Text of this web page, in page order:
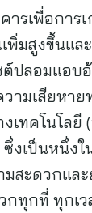
ารเพื่อกา
มสูงขึ้นแ
ปลอมแอบ
ามเสียหา
ทคโนโลยี
ซึ่งเป็นหนึ่
สะดวกแล
ทุกที่ ทุกเ